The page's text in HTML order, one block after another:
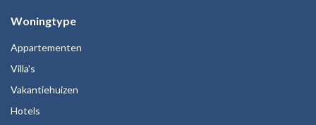
Woningtype
Appartementen
Villa's
Vakantiehuizen
Hotels